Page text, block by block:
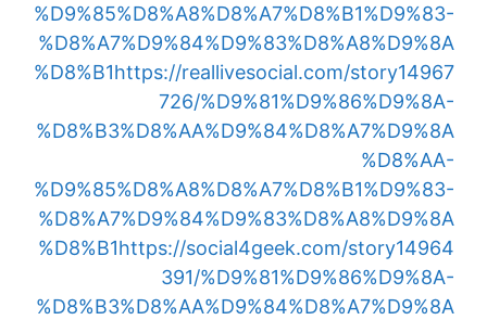
%D9%85%D8%A8%D8%A7%D8%B1%D9%83-
%D8%A7%D9%84%D9%83%D8%A8%D9%8A
%D8%B1https://reallivesocial.com/story14967
726/%D9%81%D9%86%D9%8A-
%D8%B3%D8%AA%D9%84%D8%A7%D9%8A
%D8%AA-
%D9%85%D8%A8%D8%A7%D8%B1%D9%83-
%D8%A7%D9%84%D9%83%D8%A8%D9%8A
%D8%B1https://social4geek.com/story14964
391/%D9%81%D9%86%D9%8A-
%D8%B3%D8%AA%D9%84%D8%A7%D9%8A